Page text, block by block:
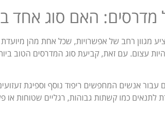
מדרסים: האם סוג אחד
מגוון רחב של אפשרויות, שכל אחת מהן
עצום. עם זאת, קביעת סוג המדרסים הטוב
עבור אנשים המחפשים ריפוד נוסף וספיגת
לתנאים כמו קשתות גבוהות, רגליים שטוחות או